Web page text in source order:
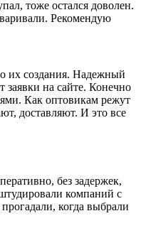
тоже остался доволен.
Рекомендую
их создания. Надежный
заявки на сайте. Конечно
Как оптовикам режут
доставляют. И это все
без задержек,
компаний с
когда выбрали